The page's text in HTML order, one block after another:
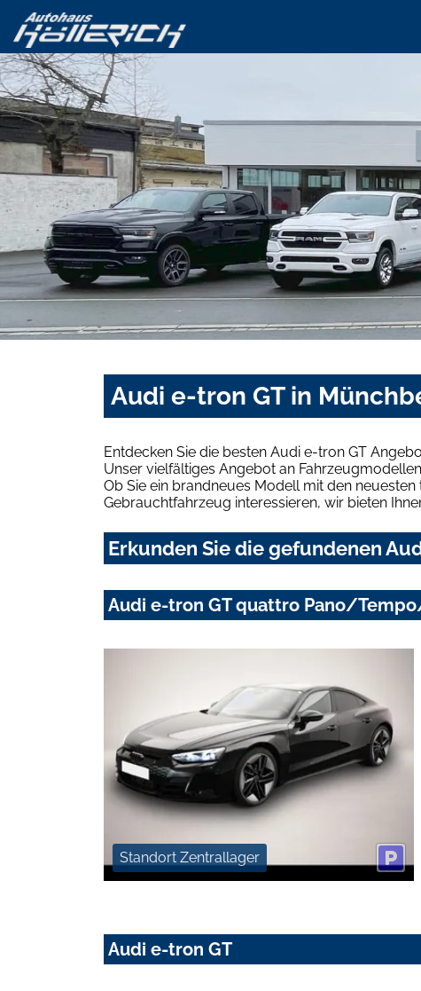
Audi e-tron GT in
Entdecken Sie die besten Audi e-tron GT
Unser vielfältiges Angebot an
Ob Sie ein brandneues Modell mit den
Gebrauchtfahrzeug interessieren, wir bieten
Erkunden Sie die gefundenen
Audi e-tron GT quattro Pano/
Standort Zentrallager
Audi e-tron GT